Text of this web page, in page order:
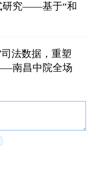
研究——基于“和
法数据，重塑
南昌中院全场